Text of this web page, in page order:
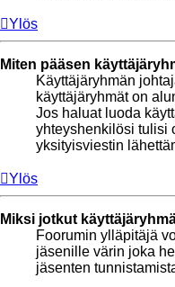
Ylös
Miten pääsen
Käyttäjäryhmän
käyttäjäryhmät on
Jos haluat luoda
yhteyshenkilösi tulisi
yksityisviestin
Ylös
Miksi jotkut
Foorumin ylläpitäjä
jäsenille värin joka
jäsenten